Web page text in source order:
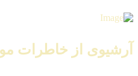
آرشیوی از خاطرات